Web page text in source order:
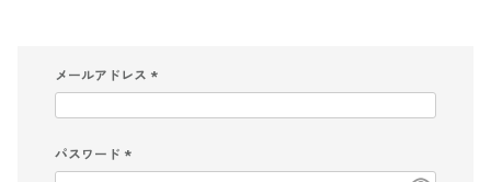
メールアドレス
(
パスワード
(